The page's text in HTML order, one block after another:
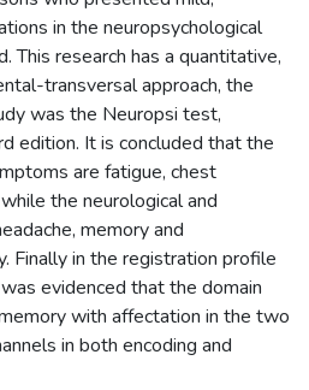
in the neuropsychological
This research has a quantitative,
transversal approach, the
was the Neuropsi test,
edition. It is concluded that the
are fatigue, chest
the neurological and
memory and
Finally in the registration profile
evidenced that the domain
with affectation in the two
in both encoding and